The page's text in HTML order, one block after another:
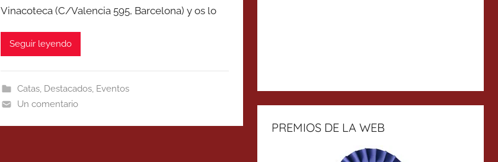
Vinacoteca (C/Valencia 595, Barcelona) y os lo
Seguir leyendo
Catas, Destacados, Eventos
Un comentario
PREMIOS DE LA WEB